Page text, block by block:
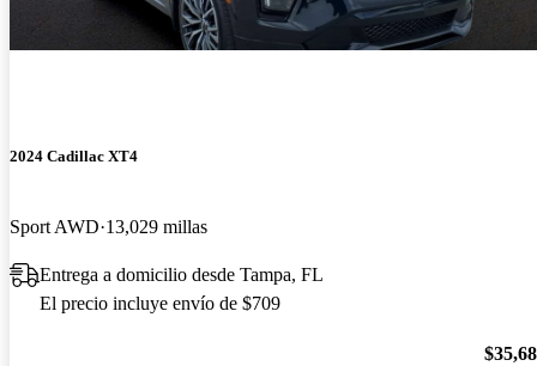
2024 Cadillac XT4
Sport AWD 13,029 millas
Entrega a domicilio desde Tampa, FL
El precio incluye envío de $709